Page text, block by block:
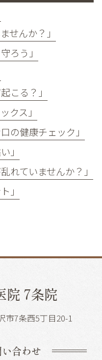
せんか？」
ろう」
こる？」
クス」
の健康チェック」
」
れていませんか？」
」
院 7条院
市7条西5丁目20-1
い合わせ